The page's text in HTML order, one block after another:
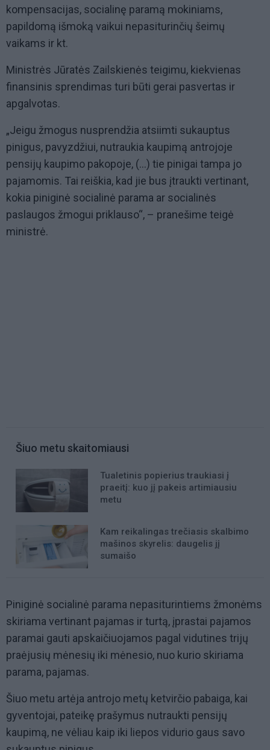
kompensacijas, socialinę paramą mokiniams,
papildomą išmoką vaikui nepasiturinčių šeimų
vaikams ir kt.
Ministrės Jūratės Zailskienės teigimu, kiekvienas
finansinis sprendimas turi būti gerai pasvertas ir
apgalvotas.
„Jeigu žmogus nusprendžia atsiimti sukauptus
pinigus, pavyzdžiui, nutraukia kaupimą antrojoje
pensijų kaupimo pakopoje, (…) tie pinigai tampa jo
pajamomis. Tai reiškia, kad jie bus įtraukti vertinant,
kokia piniginė socialinė parama ar socialinės
paslaugos žmogui priklauso“, – pranešime teigė
ministrė.
Šiuo metu skaitomiausi
Tualetinis popierius traukiasi į
praeitį: kuo jį pakeis artimiausiu
metu
Kam reikalingas trečiasis skalbimo
mašinos skyrelis: daugelis jį
sumaišo
Piniginė socialinė parama nepasiturintiems žmonėms
skiriama vertinant pajamas ir turtą, įprastai pajamos
paramai gauti apskaičiuojamos pagal vidutines trijų
praėjusių mėnesių iki mėnesio, nuo kurio skiriama
parama, pajamas.
Šiuo metu artėja antrojo metų ketvirčio pabaiga, kai
gyventojai, pateikę prašymus nutraukti pensijų
kaupimą, ne vėliau kaip iki liepos vidurio gaus savo